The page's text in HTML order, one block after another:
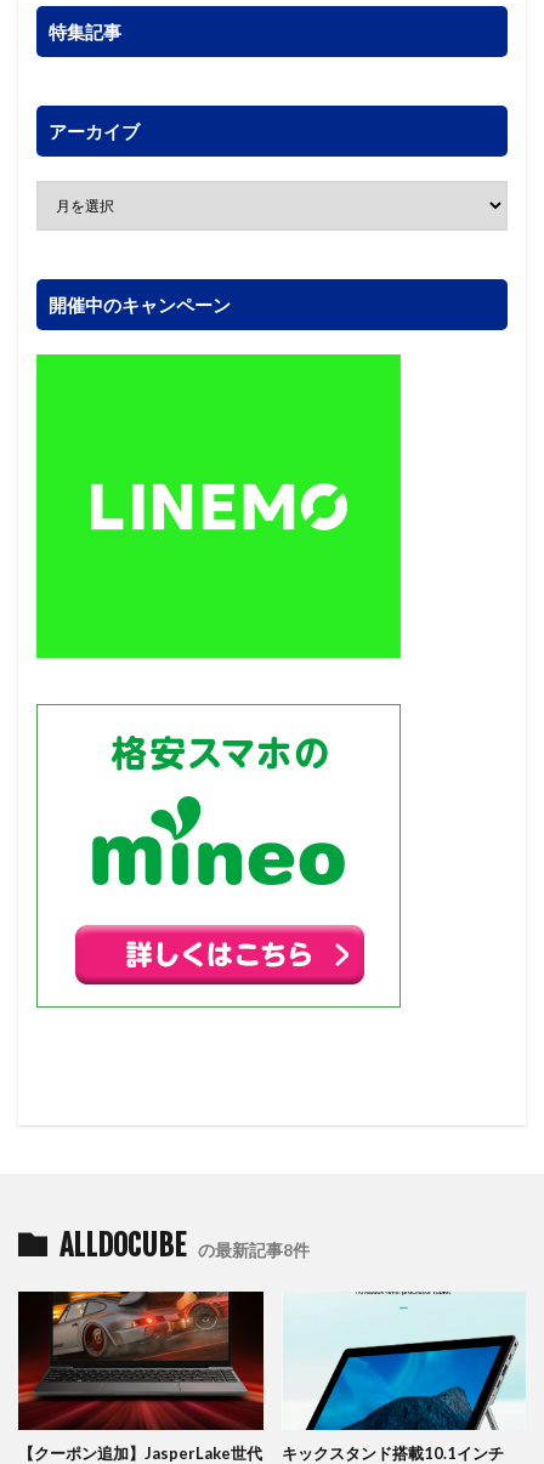
特集記事
アーカイブ
開催中のキャンペーン
ALLDOCUBE の最新記事8件
【クーポン追加】JasperLake世代
キックスタンド搭載10.1インチ